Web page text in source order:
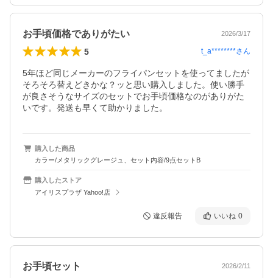
お手頃価格でありがたい 2026/3/17
5 t_a********さん
5年ほど同じメーカーのフライパンセットを使ってましたが
そろそろ替えどきかな？ッと思い購入しました。使い勝手
が良さそうなサイズのセットでお手頃価格なのがありがた
いです。発送も早くて助かりました。
購入した商品
カラー/メタリックグレージュ、セット内容/9点セットB
購入したストア
アイリスプラザ Yahoo!店
違反報告 いいね 0
お手頃セット 2026/2/11